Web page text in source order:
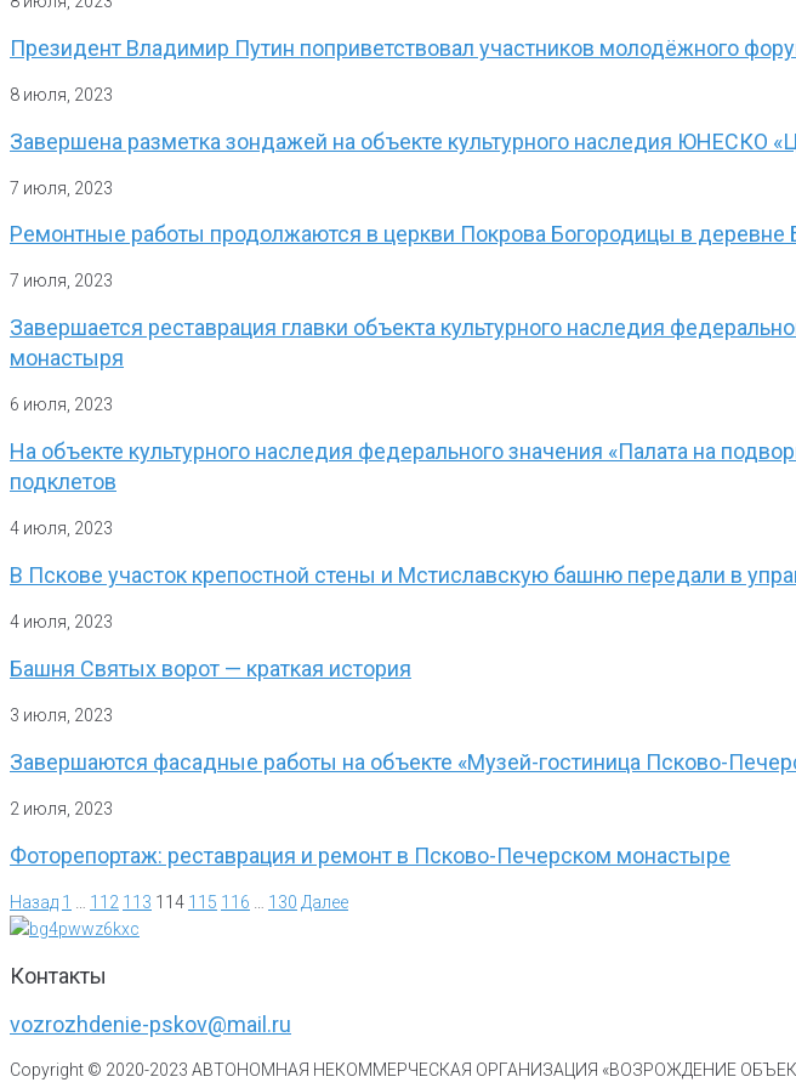
Президент Владимир Путин поприветствовал участников молодёжного
8 июля, 2023
Завершена разметка зондажей на объекте культурного наследия ЮНЕСКО
7 июля, 2023
Ремонтные работы продолжаются в церкви Покрова Богородицы в деревне
7 июля, 2023
Завершается реставрация главки объекта культурного наследия
монастыря
6 июля, 2023
На объекте культурного наследия федерального значения «Палата на
подклетов
4 июля, 2023
В Пскове участок крепостной стены и Мстиславскую башню передали в
4 июля, 2023
Башня Святых ворот — краткая история
3 июля, 2023
Завершаются фасадные работы на объекте «Музей-гостиница Псково-
2 июля, 2023
Фоторепортаж: реставрация и ремонт в Псково-Печерском монастыре
Назад 1 112 113 114 115 116 130 Далее
Контакты
vozrozhdenie-pskov@mail.ru
Copyright © 2020-2023 АВТОНОМНАЯ НЕКОММЕРЧЕСКАЯ ОРГАНИЗАЦИЯ «ВОЗРОЖДЕНИЕ